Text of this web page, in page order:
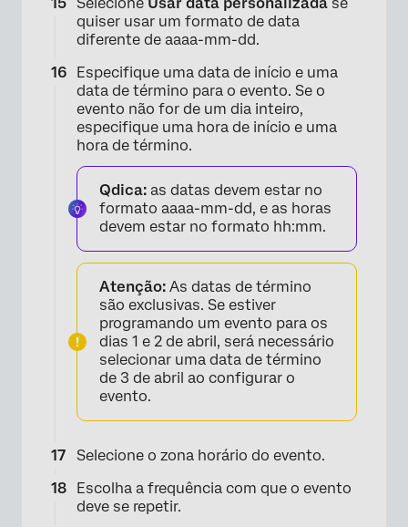
×
Selecione Usar data personalizada se
quiser usar um formato de data
diferente de aaaa-mm-dd.
Especifique uma data de início e uma
data de término para o evento. Se o
evento não for de um dia inteiro,
especifique uma hora de início e uma
hora de término.
Qdica: as datas devem estar no
formato aaaa-mm-dd, e as horas
devem estar no formato hh:mm.
Atenção: As datas de término
são exclusivas. Se estiver
programando um evento para os
dias 1 e 2 de abril, será necessário
selecionar uma data de término
de 3 de abril ao configurar o
evento.
Selecione o zona horário do evento.
Escolha a frequência com que o evento
deve se repetir.